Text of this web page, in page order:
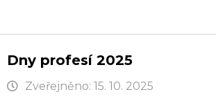
Dny profesí 2025
Zveřejněno: 15. 10. 2025